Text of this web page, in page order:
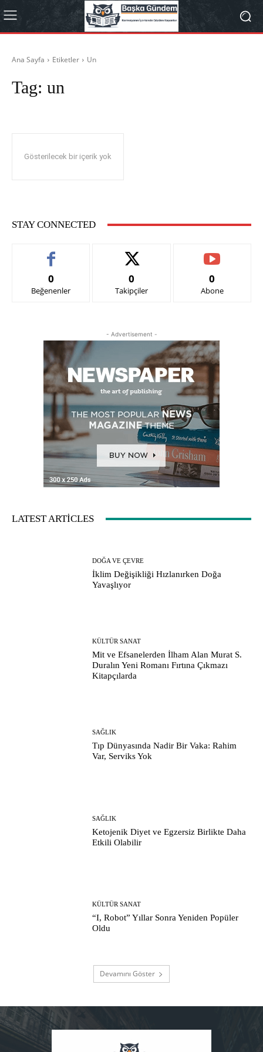
Ana Sayfa Etiketler Un
Tag: un
Gösterilecek bir içerik yok
STAY CONNECTED
0
Beğenenler
0
Takipçiler
0
Abone
- Advertisement -
LATEST ARTICLES
DOĞA VE ÇEVRE
İklim Değişikliği Hızlanırken Doğa
Yavaşlıyor
KÜLTÜR SANAT
Mit ve Efsanelerden İlham Alan Murat S.
Duralın Yeni Romanı Fırtına Çıkmazı
Kitapçılarda
SAĞLIK
Tıp Dünyasında Nadir Bir Vaka: Rahim
Var, Serviks Yok
SAĞLIK
Ketojenik Diyet ve Egzersiz Birlikte Daha
Etkili Olabilir
KÜLTÜR SANAT
“I, Robot” Yıllar Sonra Yeniden Popüler
Oldu
Devamını Göster